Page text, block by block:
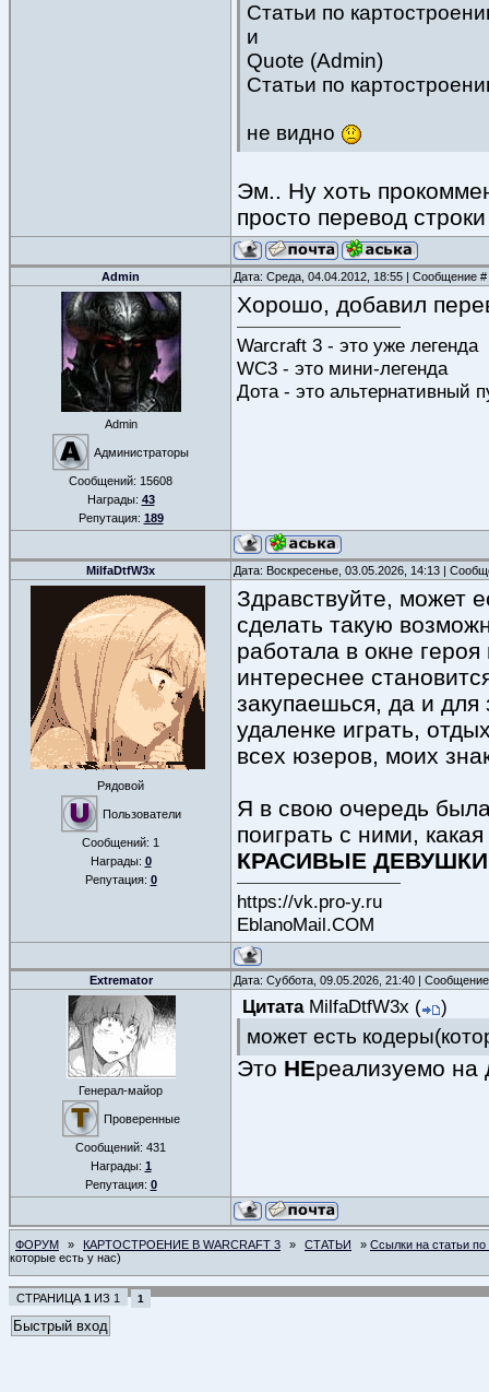
Статьи по
и
Quote (Admin)
Статьи по
не видно
Эм.. Ну хоть
просто перевод строки
Admin Дата: Среда, 04.04.2012, 18:55 | Сообщение #
Admin
Администраторы
Сообщений: 15608
Награды: 43
Репутация: 189
Хорошо, добавил
Warcraft 3 - это уже легенда
WC3 - это мини-легенда
Дота - это альтернативный
MilfaDtfW3x Дата: Воскресенье, 03.05.2026, 14:13 |
Рядовой
Пользователи
Сообщений: 1
Награды: 0
Репутация: 0
Здравствуйте, может
сделать такую
работала в окне
интереснее
закупаешься, да и
удаленке играть,
всех юзеров, моих
Я в свою очередь
поиграть с ними,
КРАСИВЫЕ ДЕВУШКИ
https://vk.pro-y.ru
EblanoMail.COM
Extremator Дата: Суббота, 09.05.2026, 21:40 |
Генерал-майор
Проверенные
Сообщений: 431
Награды: 1
Репутация: 0
Цитата MilfaDtfW3x ( )
может есть
Это НЕреализуемо на
ФОРУМ » КАРТОСТРОЕНИЕ В WARCRAFT 3 » СТАТЬИ » Ссылки на статьи по
которые есть у нас)
СТРАНИЦА 1 ИЗ 1 1